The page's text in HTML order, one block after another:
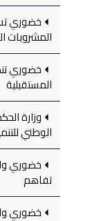
خضوري
المشروبات
خضوري
المستقبلية
وزارة
الوطني
خضوري
تفاهم
خضوري